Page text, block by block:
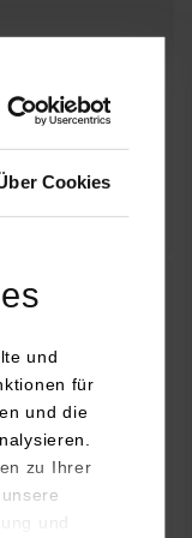
Cookies
und
für
und die
zu Ihrer
und
einer Idee ein
die Welt der
für Kinder
die Welt
zum Fahren zu